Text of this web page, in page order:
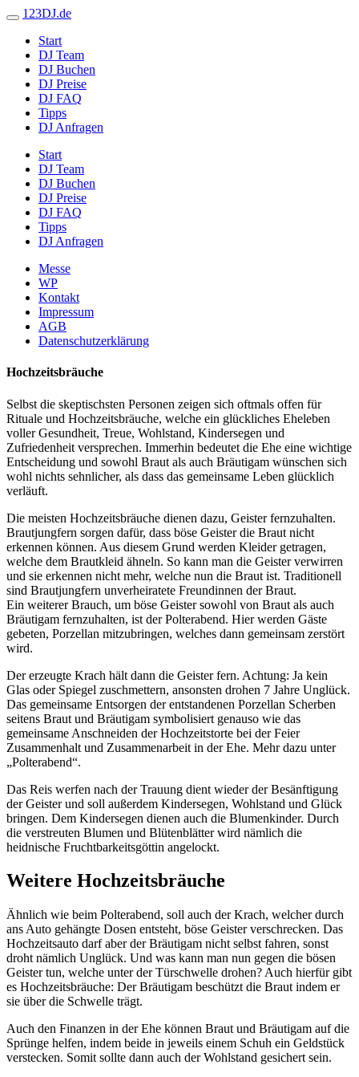
123DJ.de
Start
DJ Team
DJ Buchen
DJ Preise
DJ FAQ
Tipps
DJ Anfragen
Start
DJ Team
DJ Buchen
DJ Preise
DJ FAQ
Tipps
DJ Anfragen
Messe
WP
Kontakt
Impressum
AGB
Datenschutzerklärung
Hochzeitsbräuche
Selbst die skeptischsten Personen zeigen sich oftmals offen für
Rituale und Hochzeitsbräuche, welche ein glückliches Eheleben
voller Gesundheit, Treue, Wohlstand, Kindersegen und
Zufriedenheit versprechen. Immerhin bedeutet die Ehe eine wichtige
Entscheidung und sowohl Braut als auch Bräutigam wünschen sich
wohl nichts sehnlicher, als dass das gemeinsame Leben glücklich
verläuft.
Die meisten Hochzeitsbräuche dienen dazu, Geister fernzuhalten.
Brautjungfern sorgen dafür, dass böse Geister die Braut nicht
erkennen können. Aus diesem Grund werden Kleider getragen,
welche dem Brautkleid ähneln. So kann man die Geister verwirren
und sie erkennen nicht mehr, welche nun die Braut ist. Traditionell
sind Brautjungfern unverheiratete Freundinnen der Braut.
Ein weiterer Brauch, um böse Geister sowohl von Braut als auch
Bräutigam fernzuhalten, ist der Polterabend. Hier werden Gäste
gebeten, Porzellan mitzubringen, welches dann gemeinsam zerstört
wird.
Der erzeugte Krach hält dann die Geister fern. Achtung: Ja kein
Glas oder Spiegel zuschmettern, ansonsten drohen 7 Jahre Unglück.
Das gemeinsame Entsorgen der entstandenen Porzellan Scherben
seitens Braut und Bräutigam symbolisiert genauso wie das
gemeinsame Anschneiden der Hochzeitstorte bei der Feier
Zusammenhalt und Zusammenarbeit in der Ehe. Mehr dazu unter
„Polterabend“.
Das Reis werfen nach der Trauung dient wieder der Besänftigung
der Geister und soll außerdem Kindersegen, Wohlstand und Glück
bringen. Dem Kindersegen dienen auch die Blumenkinder. Durch
die verstreuten Blumen und Blütenblätter wird nämlich die
heidnische Fruchtbarkeitsgöttin angelockt.
Weitere Hochzeitsbräuche
Ähnlich wie beim Polterabend, soll auch der Krach, welcher durch
ans Auto gehängte Dosen entsteht, böse Geister verschrecken. Das
Hochzeitsauto darf aber der Bräutigam nicht selbst fahren, sonst
droht nämlich Unglück. Und was kann man nun gegen die bösen
Geister tun, welche unter der Türschwelle drohen? Auch hierfür gibt
es Hochzeitsbräuche: Der Bräutigam beschützt die Braut indem er
sie über die Schwelle trägt.
Auch den Finanzen in der Ehe können Braut und Bräutigam auf die
Sprünge helfen, indem beide in jeweils einem Schuh ein Geldstück
verstecken. Somit sollte dann auch der Wohlstand gesichert sein.